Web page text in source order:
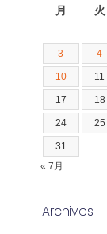
月 火
3 4
10 11
17 18
24 25
31
« 7月
Archives